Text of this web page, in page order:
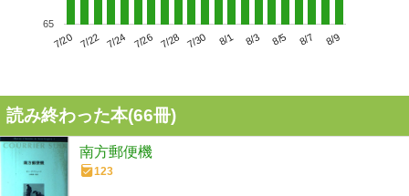
7/20 7/22 7/24 7/26 7/28 7/30 8/1 8/3 8/5 8/7 8/9
65
読み終わった本(66冊)
南方郵便機
123